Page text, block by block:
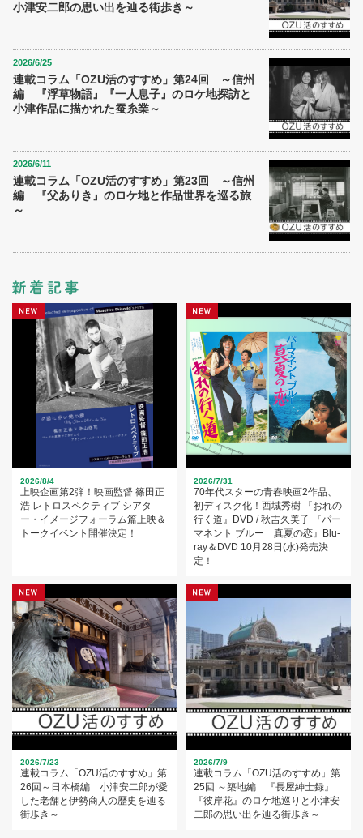
小津安二郎の思い出を辿る街歩き～
2026/6/25
連載コラム「OZU活のすすめ」第24回 ～信州
編 『浮草物語』『一人息子』のロケ地探訪と
小津作品に描かれた蚕糸業～
2026/6/11
連載コラム「OZU活のすすめ」第23回 ～信州
編 『父ありき』のロケ地と作品世界を巡る旅
～
2026/8/4
上映企画第2弾！映画監督 篠田正
浩 レトロスペクティブ シアタ
ー・イメージフォーラム篇上映＆
トークイベント開催決定！
2026/7/31
70年代スターの青春映画2作品、
初ディスク化！西城秀樹 『おれの
行く道』DVD / 秋吉久美子 『パー
マネント ブルー 真夏の恋』Blu-
ray＆DVD 10月28日(水)発売決
定！
2026/7/23
連載コラム「OZU活のすすめ」第
26回～日本橋編 小津安二郎が愛
した老舗と伊勢商人の歴史を辿る
街歩き～
2026/7/9
連載コラム「OZU活のすすめ」第
25回 ～築地編 『長屋紳士録』
『彼岸花』のロケ地巡りと小津安
二郎の思い出を辿る街歩き～